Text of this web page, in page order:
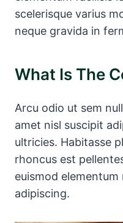
scelerisque varius
neque gravida in
What Is The
Arcu odio ut sem
amet nisl suscipit
ultricies. Habitasse
rhoncus est
euismod elementum
adipiscing.